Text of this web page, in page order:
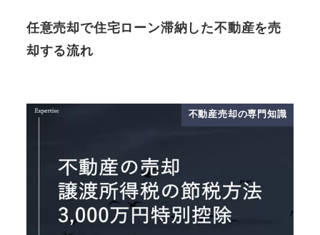
任意売却で住宅ローン滞納した不動産を売
却する流れ
不動産売却の専門知識